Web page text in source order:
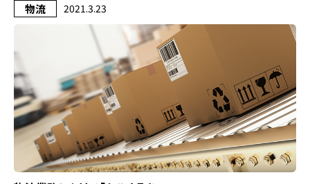
物流 2021.3.23